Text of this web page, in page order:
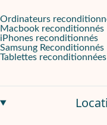
Ordinateurs
Macbook reconditionnés
iPhones reconditionnés
Samsung Reconditionnés
Tablettes reconditionnées